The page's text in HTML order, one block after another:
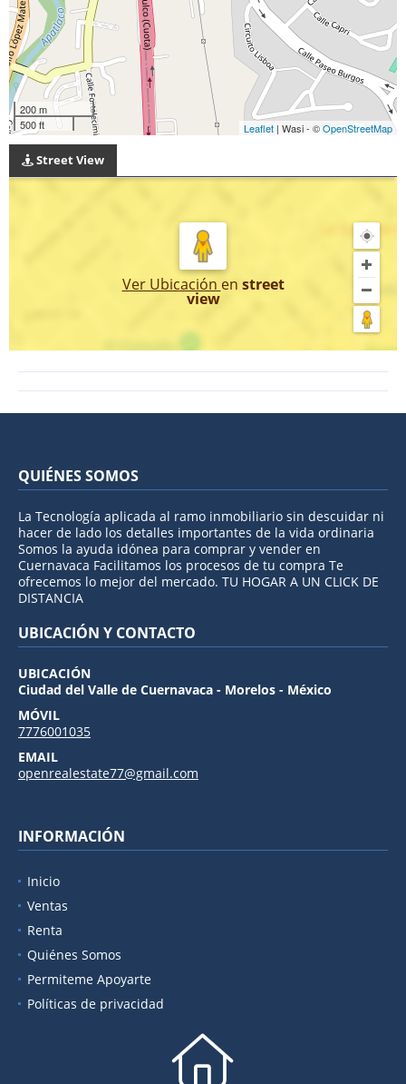
200 m
500 ft
Leaflet | Wasi - ©OpenStreetMap
Street View
Ver Ubicación en street
view
QUIÉNES SOMOS
La Tecnología aplicada al ramo inmobiliario sin descuidar ni
hacer de lado los detalles importantes de la vida ordinaria
Somos la ayuda idónea para comprar y vender en
Cuernavaca Facilitamos los procesos de tu compra Te
ofrecemos lo mejor del mercado. TU HOGAR A UN CLICK DE
DISTANCIA
UBICACIÓN Y CONTACTO
UBICACIÓN
Ciudad del Valle de Cuernavaca - Morelos - México
MÓVIL
7776001035
EMAIL
openrealestate77@gmail.com
INFORMACIÓN
Inicio
Ventas
Renta
Quiénes Somos
Permiteme Apoyarte
Políticas de privacidad